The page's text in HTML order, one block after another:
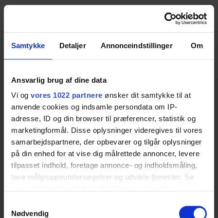
Samtykke Detaljer Annonceindstillinger Om
Ansvarlig brug af dine data
Vi og vores 1022 partnere ønsker dit samtykke til at
anvende cookies og indsamle persondata om IP-
adresse, ID og din browser til præferencer, statistik og
marketingformål. Disse oplysninger videregives til vores
samarbejdspartnere, der opbevarer og tilgår oplysninger
på din enhed for at vise dig målrettede annoncer, levere
tilpasset indhold, foretage annonce- og indholdsmåling,
lave målgruppeundersøgelser og udvikle tjenester. Se
tilbage eller ændre indstillinger fra vores
Nødvendig
Menu
Ringstedgade 221
VAT NO: 20461934
Phone: +45 55 75 05 00
DK-4700 Naestved
Categories
Kitchen